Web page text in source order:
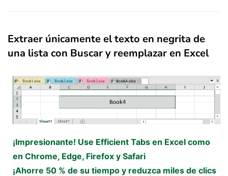
Extraer únicamente el texto en negrita de
una lista con Buscar y reemplazar en Excel
¡Impresionante! Use Efficient Tabs en Excel como
en Chrome, Edge, Firefox y Safari
¡Ahorre 50 % de su tiempo y reduzca miles de clics